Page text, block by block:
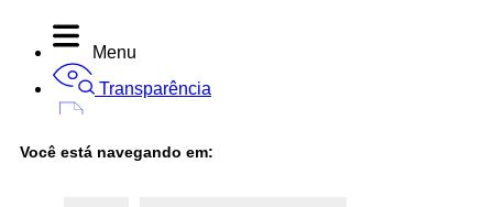
Menu
Transparência
Você está navegando em: